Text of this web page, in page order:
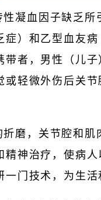
性凝血因子缺乏所
）和乙型血友
带者，男性（儿
或轻微外伤后关
磨，关节腔和肌
精神治疗，使病
门技术，为生活